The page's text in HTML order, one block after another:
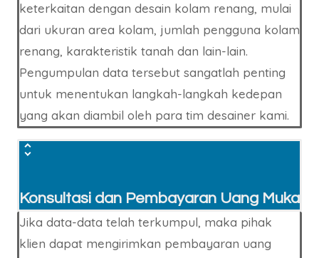
keterkaitan dengan desain kolam renang, mulai
dari ukuran area kolam, jumlah pengguna kolam
renang, karakteristik tanah dan lain-lain.
Pengumpulan data tersebut sangatlah penting
untuk menentukan langkah-langkah kedepan
yang akan diambil oleh para tim desainer kami.
Konsultasi dan Pembayaran Uang Muka
Jika data-data telah terkumpul, maka pihak
klien dapat mengirimkan pembayaran uang